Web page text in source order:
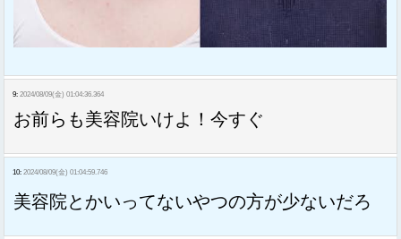
9: 2024/08/09(金) 01:04:36.364
お前らも美容院いけよ！今すぐ
10: 2024/08/09(金) 01:04:59.746
美容院とかいってないやつの方が少ないだろ